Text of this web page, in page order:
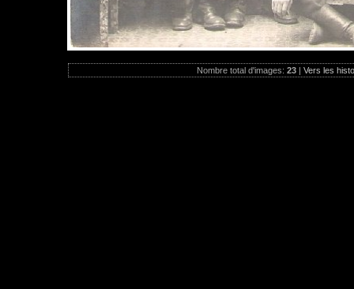
Nombre total d'images: 23 | Vers les